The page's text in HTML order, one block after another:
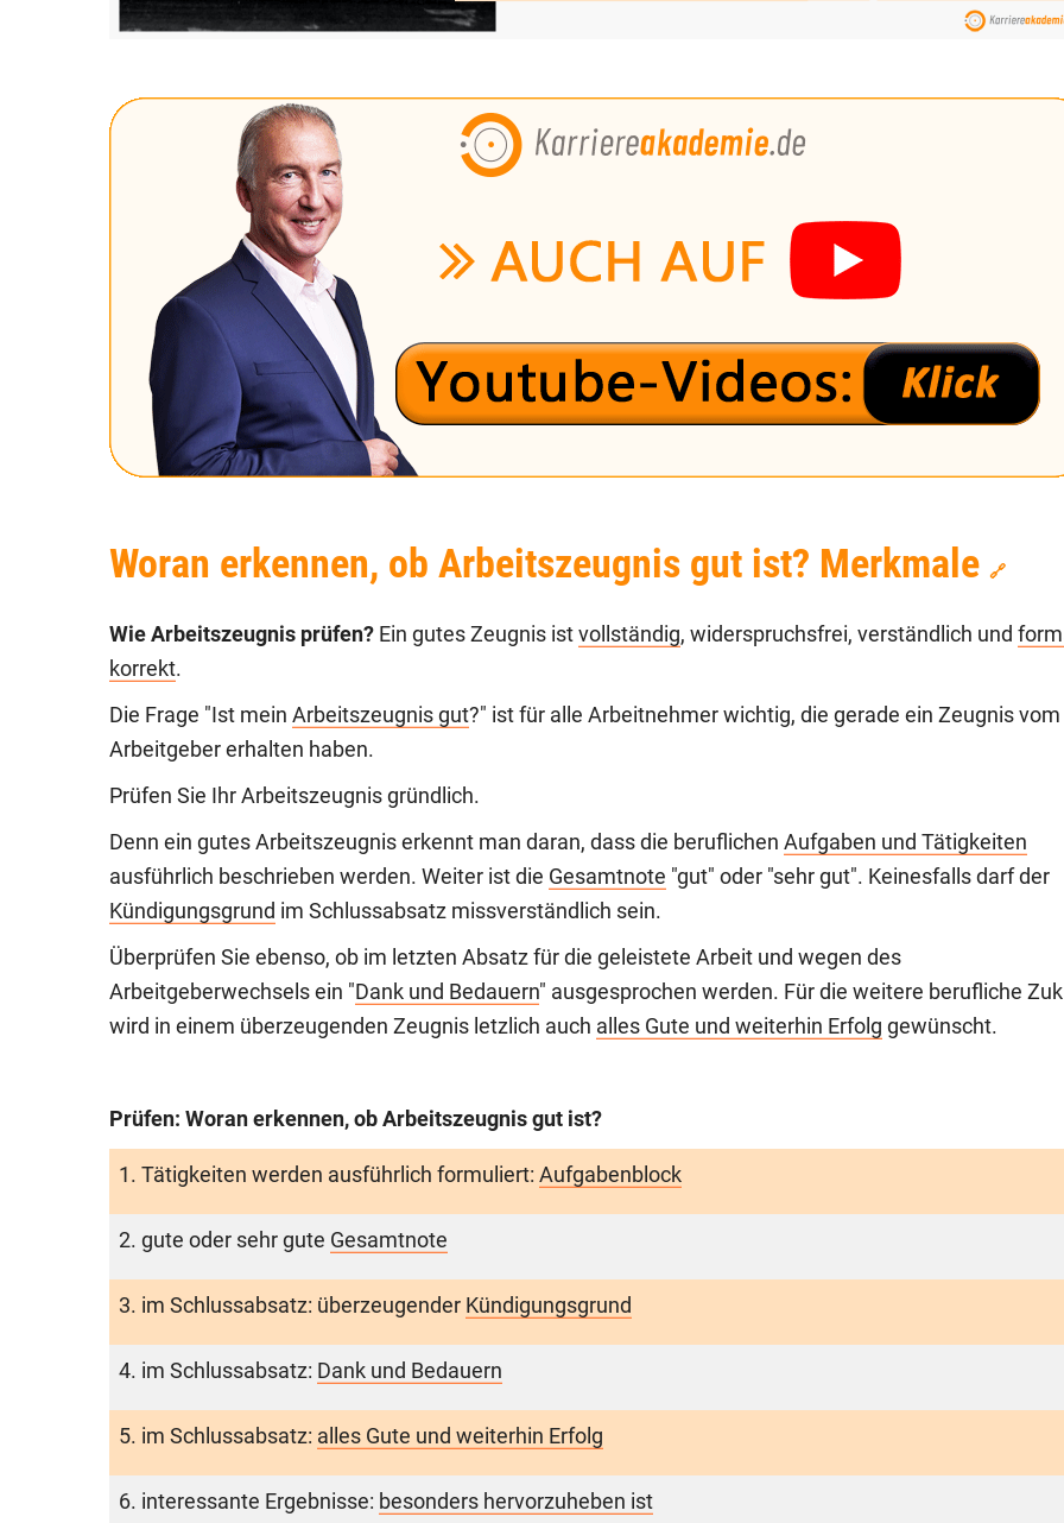
Woran erkennen, ob Arbeitszeugnis gut ist? Merkmale 🔗
Wie Arbeitszeugnis prüfen? Ein gutes Zeugnis ist vollständig, widerspruchsfrei, verständlich und
korrekt.
Die Frage "Ist mein Arbeitszeugnis gut?" ist für alle Arbeitnehmer wichtig, die gerade ein Zeugnis vom
Arbeitgeber erhalten haben.
Prüfen Sie Ihr Arbeitszeugnis gründlich.
Denn ein gutes Arbeitszeugnis erkennt man daran, dass die beruflichen Aufgaben und Tätigkeiten
ausführlich beschrieben werden. Weiter ist die Gesamtnote "gut" oder "sehr gut". Keinesfalls darf der
Kündigungsgrund im Schlussabsatz missverständlich sein.
Überprüfen Sie ebenso, ob im letzten Absatz für die geleistete Arbeit und wegen des
Arbeitgeberwechsels ein " Dank und Bedauern" ausgesprochen werden. Für die weitere berufliche
wird in einem überzeugenden Zeugnis letzlich auch alles Gute und weiterhin Erfolg gewünscht.
Prüfen: Woran erkennen, ob Arbeitszeugnis gut ist?
1. Tätigkeiten werden ausführlich formuliert: Aufgabenblock
2. gute oder sehr gute Gesamtnote
3. im Schlussabsatz: überzeugender Kündigungsgrund
4. im Schlussabsatz: Dank und Bedauern
5. im Schlussabsatz: alles Gute und weiterhin Erfolg
6. interessante Ergebnisse: besonders hervorzuheben ist